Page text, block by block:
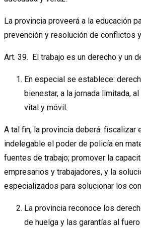
La provincia proveerá a la educación
prevención y resolución de conflictos
Art. 39. El trabajo es un derecho y un
En especial se establece:
bienestar, a la jornada limitada,
vital y móvil.
A tal fin, la provincia deberá:
indelegable el poder de policía en
fuentes de trabajo; promover la
empresarios y trabajadores, y la
especializados para solucionar los
La provincia reconoce los
de huelga y las garantías al